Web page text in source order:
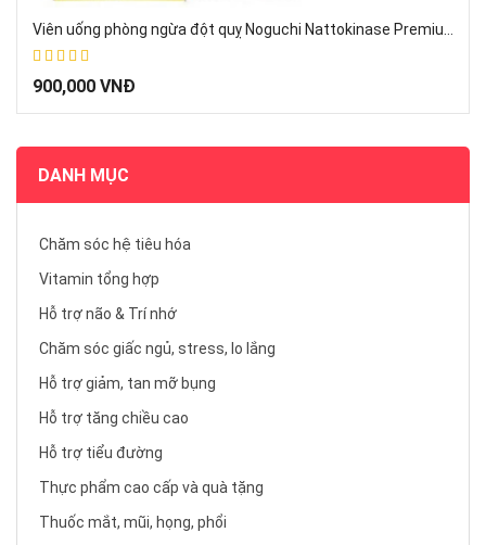
67%
900,000 VNĐ
DANH MỤC
Chăm sóc hệ tiêu hóa
Vitamin tổng hợp
Hỗ trợ não & Trí nhớ
Chăm sóc giấc ngủ, stress, lo lắng
Hỗ trợ giảm, tan mỡ bụng
Hỗ trợ tăng chiều cao
Hỗ trợ tiểu đường
Thực phẩm cao cấp và quà tặng
Thuốc mắt, mũi, họng, phổi